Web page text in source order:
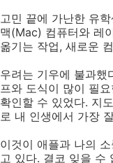
고민 끝에 가난한 유
맥(Mac) 컴퓨터와 레
옮기는 작업, 새로운
우려는 기우에 불과했
프와 도식이 많이 필
확인할 수 있었다. 지
로 내 인생에서 가장
이것이 애플과 나의
고 있다. 결코 잊을 수